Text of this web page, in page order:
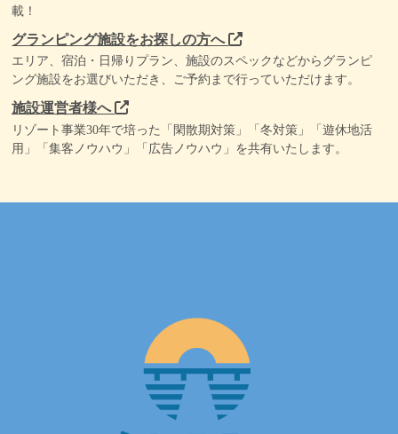
載！
グランピング施設をお探しの方へ
エリア、宿泊・日帰りプラン、施設のスペックなどからグランピ
ング施設をお選びいただき、ご予約まで行っていただけます。
施設運営者様へ
リゾート事業30年で培った「閑散期対策」「冬対策」「遊休地活
用」「集客ノウハウ」「広告ノウハウ」を共有いたします。